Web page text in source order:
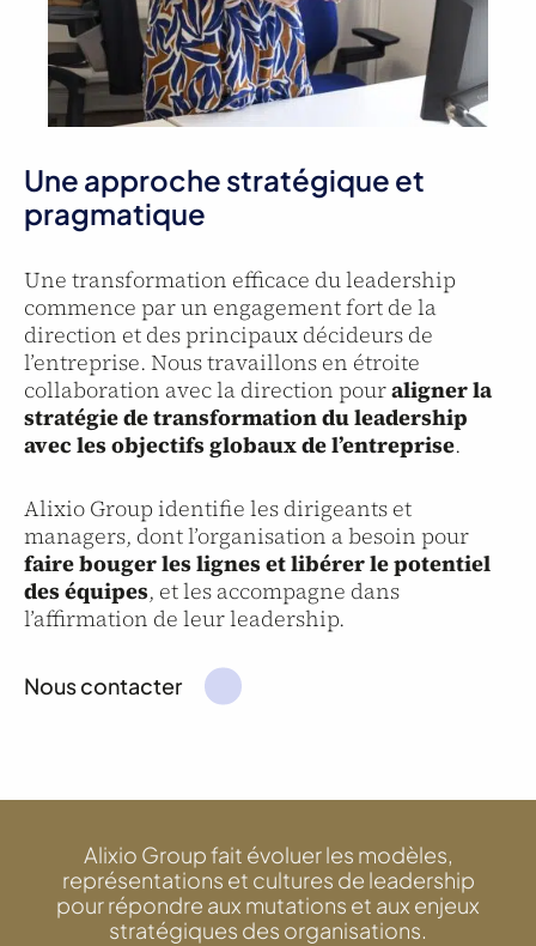
Une approche stratégique et
pragmatique
Une transformation efficace du leadership
commence par un engagement fort de la
direction et des principaux décideurs de
l’entreprise. Nous travaillons en étroite
collaboration avec la direction pouraligner la
stratégie de transformation du leadership
avec les objectifs globaux de l’entreprise.
Alixio Group identifie les dirigeants et
managers, dont l’organisation a besoin pour
faire bouger les lignes et libérer le potentiel
des équipes, et les accompagne dans
l’affirmation de leur leadership.
Nous contacter
Alixio Group fait évoluer les modèles,
représentations et cultures de leadership
pour répondre aux mutations et aux enjeux
stratégiques des organisations.